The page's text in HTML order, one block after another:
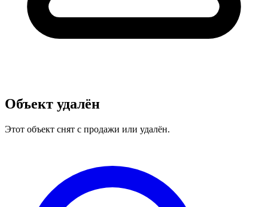
Объект удалён
Этот объект снят с продажи или удалён.